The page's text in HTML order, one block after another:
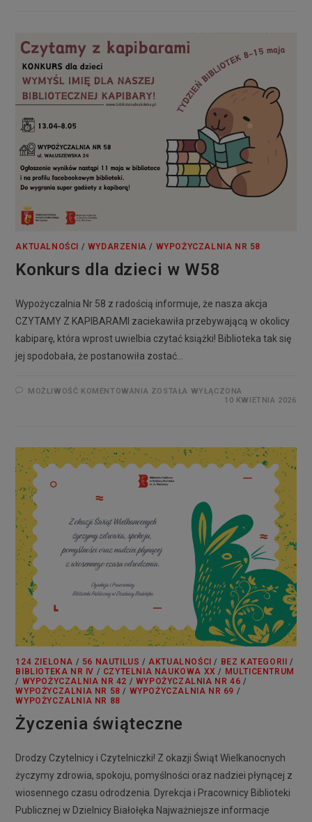
AKTUALNOŚCI / WYDARZENIA / WYPOŻYCZALNIA NR 58
Konkurs dla dzieci w W58
Wypożyczalnia Nr 58 z radością informuje, że nasza akcja
CZYTAMY Z KAPIBARAMI zaciekawiła przebywającą w okolicy
kabiparę, która wprost uwielbia czytać książki! Biblioteka tak się
jej spodobała, że postanowiła zostać…
MOŻLIWOŚĆ KOMENTOWANIA ZOSTAŁA WYŁĄCZONA
10 KWIETNIA 2026
124 ZIELONA / 56 NAUTILUS /AKTUALNOŚCI / BEZ KATEGORII
/
BIBLIOTEKA NR IV / CZYTELNIA NAUKOWA XX / MULTICENTRUM
/ WYPOŻYCZALNIA NR 42 / WYPOŻYCZALNIA NR 46 /
WYPOŻYCZALNIA NR 58 / WYPOŻYCZALNIA NR 69 /
WYPOŻYCZALNIA NR 88
Życzenia świąteczne
Drodzy Czytelnicy i Czytelniczki! Z okazji Świąt Wielkanocnych
życzymy zdrowia, spokoju, pomyślności oraz nadziei płynącej z
wiosennego czasu odrodzenia. Dyrekcja i Pracownicy Biblioteki
Publicznej w Dzielnicy Białołęka Najważniejsze informacje